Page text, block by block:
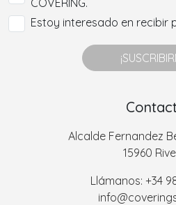
Estoy interesado en recibir
Alcalde Fernandez
15960
Llámanos: +34